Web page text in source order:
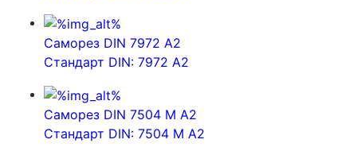
Саморез DIN 7972 A2
Стандарт DIN: 7972 A2
Саморез DIN 7504 M A2
Стандарт DIN: 7504 M A2